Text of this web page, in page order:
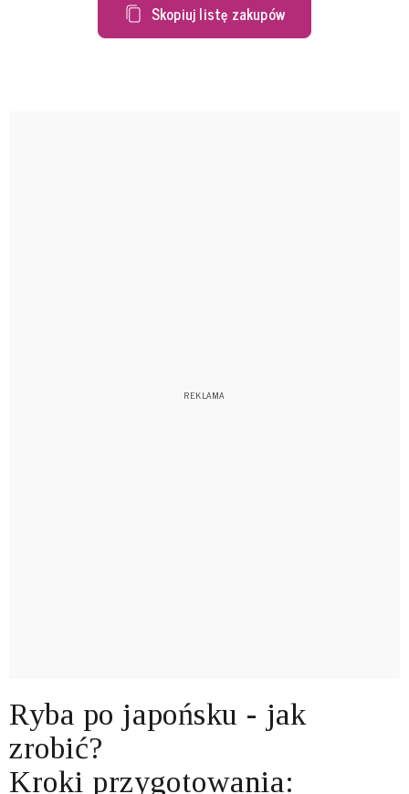
Skopiuj listę zakupów
Ryba po japońsku - jak
zrobić?
Kroki przygotowania: